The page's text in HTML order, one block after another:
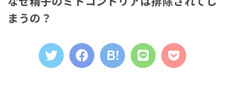
まうの？